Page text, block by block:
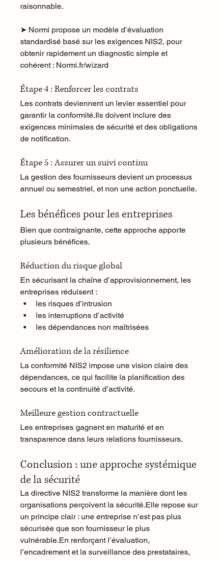
raisonnable.
➤ Normi propose un modèle d’évaluation
standardisé basé sur les exigences NIS2, pour
obtenir rapidement un diagnostic simple et
cohérent : Normi.fr/wizard
Étape 4 : Renforcer les contrats
Les contrats deviennent un levier essentiel pour
garantir la conformité.Ils doivent inclure des
exigences minimales de sécurité et des obligations
de notification.
Étape 5 : Assurer un suivi continu
La gestion des fournisseurs devient un processus
annuel ou semestriel, et non une action ponctuelle.
Les bénéfices pour les entreprises
Bien que contraignante, cette approche apporte
plusieurs bénéfices.
Réduction du risque global
En sécurisant la chaîne d’approvisionnement, les
entreprises réduisent :
les risques d’intrusion
les interruptions d’activité
les dépendances non maîtrisées
Amélioration de la résilience
La conformité NIS2 impose une vision claire des
dépendances, ce qui facilite la planification des
secours et la continuité d’activité.
Meilleure gestion contractuelle
Les entreprises gagnent en maturité et en
transparence dans leurs relations fournisseurs.
Conclusion : une approche systémique
de la sécurité
La directive NIS2 transforme la manière dont les
organisations perçoivent la sécurité.Elle repose sur
un principe clair : une entreprise n’est pas plus
sécurisée que son fournisseur le plus
vulnérable.En renforçant l’évaluation,
l’encadrement et la surveillance des prestataires,